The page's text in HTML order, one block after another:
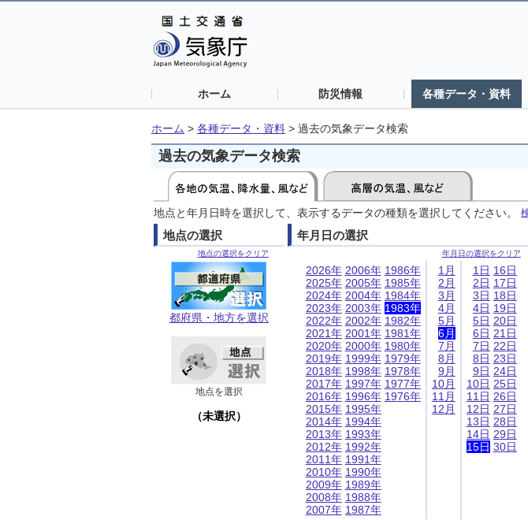
ホーム 防災情報 各種データ・資料
ホーム > 各種データ・資料 > 過去の気象データ検索
過去の気象データ検索
地点と年月日時を選択して、表示するデータの種類を選択してください。
地点の選択
地点の選択をクリア
都府県・地方を選択
地点を選択
（未選択）
年月日の選択
年月日の選択をクリア
2026年
2025年
2024年
2023年
2022年
2021年
2020年
2019年
2018年
2017年
2016年
2015年
2014年
2013年
2012年
2011年
2010年
2009年
2008年
2007年
2006年
2005年
2004年
2003年
2002年
2001年
2000年
1999年
1998年
1997年
1996年
1995年
1994年
1993年
1992年
1991年
1990年
1989年
1988年
1987年
1986年
1985年
1984年
1983年
1982年
1981年
1980年
1979年
1978年
1977年
1976年
1月
2月
3月
4月
5月
6月
7月
8月
9月
10月
11月
12月
1日
2日
3日
4日
5日
6日
7日
8日
9日
10日
11日
12日
13日
14日
15日
16日
17日
18日
19日
20日
21日
22日
23日
24日
25日
26日
27日
28日
29日
30日